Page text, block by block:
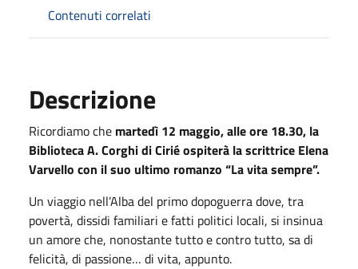
Contenuti correlati
Descrizione
Ricordiamo che martedì 12 maggio, alle ore 18.30, la
Biblioteca A. Corghi di Cirié ospiterà la scrittrice Elena
Varvello con il suo ultimo romanzo “La vita sempre”.
Un viaggio nell’Alba del primo dopoguerra dove, tra
povertà, dissidi familiari e fatti politici locali, si insinua
un amore che, nonostante tutto e contro tutto, sa di
felicità, di passione… di vita, appunto.